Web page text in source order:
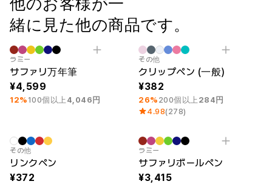
緒に見た他の商品です。
最小注文数量 10個
ラミー
サファリ万年筆
4,599
12% 100個以上 4,046円
最小注文数量 1個
その他
クリップペン (一般)
382
26% 200個以上 284円
4.98(278)
最小注文数量 1個
その他
リンクペン
372
最小注文数量 10個
ラミー
サファリボールペン
3,415